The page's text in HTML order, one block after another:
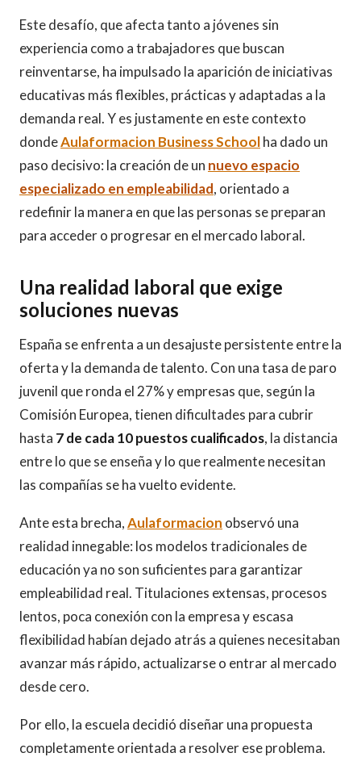
Este desafío, que afecta tanto a jóvenes sin
experiencia como a trabajadores que buscan
reinventarse, ha impulsado la aparición de iniciativas
educativas más flexibles, prácticas y adaptadas a la
demanda real. Y es justamente en este contexto
dondeAulaformacion Business Schoolha dado un
paso decisivo: la creación de un nuevo espacio
especializado en empleabilidad, orientado a
redefinir la manera en que las personas se preparan
para acceder o progresar en el mercado laboral.
Una realidad laboral que exige
soluciones nuevas
España se enfrenta a un desajuste persistente entre la
oferta y la demanda de talento. Con una tasa de paro
juvenil que ronda el 27% y empresas que, según la
Comisión Europea, tienen dificultades para cubrir
hasta 7 de cada 10 puestos cualificados, la distancia
entre lo que se enseña y lo que realmente necesitan
las compañías se ha vuelto evidente.
Ante esta brecha,Aulaformacion observó una
realidad innegable: los modelos tradicionales de
educación ya no son suficientes para garantizar
empleabilidad real. Titulaciones extensas, procesos
lentos, poca conexión con la empresa y escasa
flexibilidad habían dejado atrás a quienes necesitaban
avanzar más rápido, actualizarse o entrar al mercado
desde cero.
Por ello, la escuela decidió diseñar una propuesta
completamente orientada a resolver ese problema.